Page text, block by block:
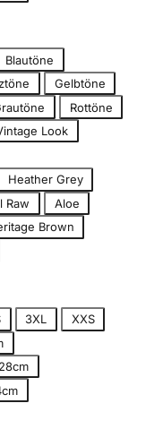
Blautöne
Gelbtöne
Rottöne
Look
Heather Grey
Raw
Aloe
Brown
3XL
XXS